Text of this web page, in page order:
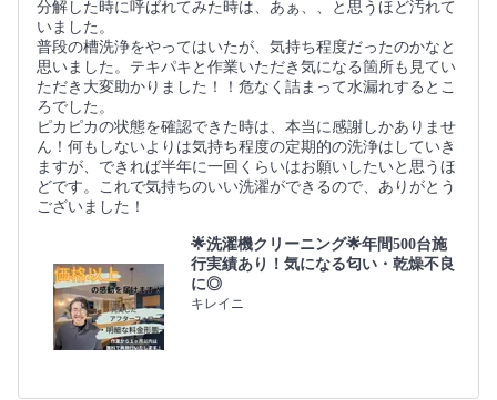
分解した時に呼ばれてみた時は、あぁ、、と思うほど汚れて
いました。
普段の槽洗浄をやってはいたが、気持ち程度だったのかなと
思いました。テキパキと作業いただき気になる箇所も見てい
ただき大変助かりました！！危なく詰まって水漏れするとこ
ろでした。
ピカピカの状態を確認できた時は、本当に感謝しかありませ
ん！何もしないよりは気持ち程度の定期的の洗浄はしていき
ますが、できれば半年に一回くらいはお願いしたいと思うほ
どです。これで気持ちのいい洗濯ができるので、ありがとう
ございました！
🌟洗濯機クリーニング🌟年間500台施
行実績あり！気になる匂い・乾燥不良
に◎
キレイニ